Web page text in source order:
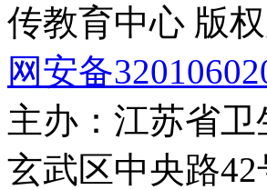
传教育中心 版
网安备
主办：江苏省
玄武区中央路